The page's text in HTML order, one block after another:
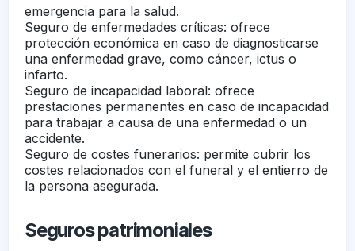
emergencia para la salud.
Seguro de enfermedades críticas: ofrece
protección económica en caso de diagnosticarse
una enfermedad grave, como cáncer, ictus o
infarto.
Seguro de incapacidad laboral: ofrece
prestaciones permanentes en caso de incapacidad
para trabajar a causa de una enfermedad o un
accidente.
Seguro de costes funerarios: permite cubrir los
costes relacionados con el funeral y el entierro de
la persona asegurada.
Seguros patrimoniales